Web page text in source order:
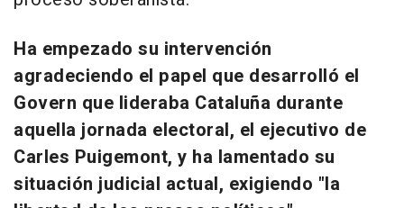
Ha empezado su intervención
agradeciendo el papel que desarrolló el
Govern que lideraba Cataluña durante
aquella jornada electoral, el ejecutivo de
Carles Puigemont, y ha lamentado su
situación judicial actual, exigiendo "la